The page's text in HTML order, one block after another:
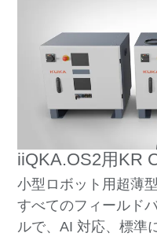
iiQKA.OS2用KR
小型ロボット用超薄
すべてのフィールド
ルで、AI 対応、標準